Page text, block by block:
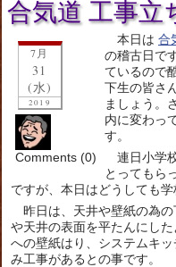
合気道 工事立
7月
31
(水)
2019
Comments (0)
本日は 合
の稽古日で
ているので
下生の皆さ
ましょう。
内に変わっ
す。
連日小学
とってもら
ですが、本日はどうしても
昨日は、天井や壁紙の為
や天井の表面を平たんにし
への壁紙はり、システムキ
み工事があるとの事です。